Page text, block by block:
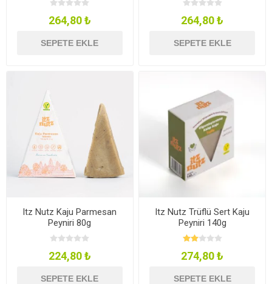
264,80 ₺
SEPETE EKLE
264,80 ₺
SEPETE EKLE
Itz Nutz Kaju Parmesan
Peyniri 80g
224,80 ₺
SEPETE EKLE
Itz Nutz Trüflü Sert Kaju
Peyniri 140g
274,80 ₺
SEPETE EKLE